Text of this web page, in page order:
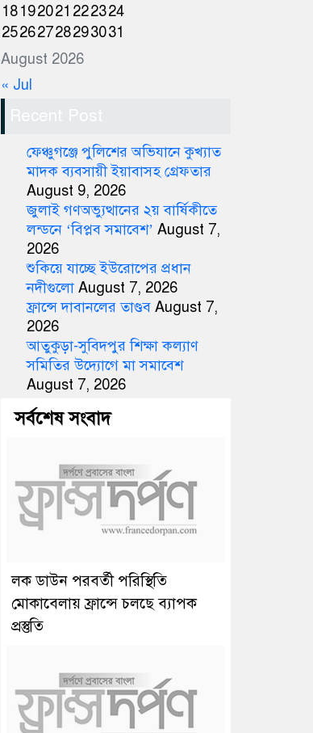
August 2026
18192021 222324
25262728293031
« Jul
Recent Post
ফেঞ্চুগঞ্জে পুলিশের অভিযানে কুখ্যাত
মাদক ব্যবসায়ী ইয়াবাসহ গ্রেফতার
August 9, 2026
জুলাই গণঅভ্যুত্থানের ২য় বার্ষিকীতে
লন্ডনে ‘বিপ্লব সমাবেশ’ August 7,
2026
শুকিয়ে যাচ্ছে ইউরোপের প্রধান
নদীগুলো August 7, 2026
ফ্রান্সে দাবানলের তাণ্ডব August 7,
2026
আতুকুড়া-সুবিদপুর শিক্ষা কল্যাণ
সমিতির উদ্যোগে মা সমাবেশ
August 7, 2026
সর্বশেষ সংবাদ
লক ডাউন পরবর্তী পরিস্থিতি
মোকাবেলায় ফ্রান্সে চলছে ব্যাপক
প্রস্তুতি